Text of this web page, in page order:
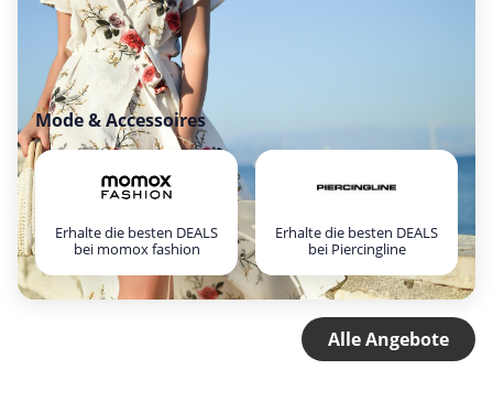
Mode & Accessoires
Erhalte die besten DEALS
bei momox fashion
Erhalte die besten DEALS
bei Piercingline
Alle Angebote